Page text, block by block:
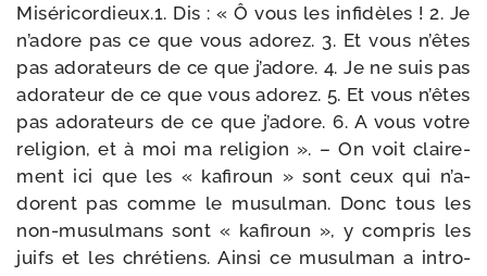
Miséricordieux.1. Dis : « Ô vous les infi­dèles ! 2. Je
n’a­dore pas ce que vous ado­rez. 3. Et vous n’êtes
pas ado­ra­teurs de ce que j’a­dore. 4. Je ne suis pas
ado­ra­teur de ce que vous ado­rez. 5. Et vous n’êtes
pas ado­ra­teurs de ce que j’a­dore. 6. A vous votre
reli­gion, et à moi ma reli­gion ». – On voit clai­re­
ment ici que les « kafi­roun » sont ceux qui n’a­
dorent pas comme le musul­man. Donc tous les
non-​musulmans sont « kafi­roun », y com­pris les
juifs et les chré­tiens. Ainsi ce musul­man a intro­